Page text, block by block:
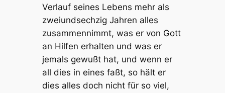
Verlauf seines Lebens mehr als
zweiundsechzig Jahren alles
zusammennimmt, was er von Gott
an Hilfen erhalten und was er
jemals gewußt hat, und wenn er
all dies in eines faßt, so hält er
dies alles doch nicht für so viel,